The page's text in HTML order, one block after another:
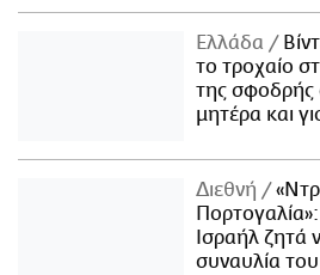
Ελλάδα
το τροχαίο
της σφοδρής
μητέρα και
Διεθνή
Ισραήλ ζητά
συναυλία